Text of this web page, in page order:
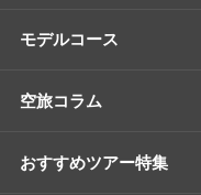
モデルコース
空旅コラム
おすすめツアー特集